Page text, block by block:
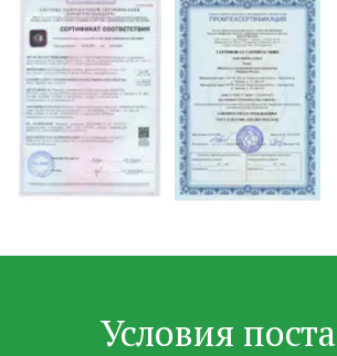
Условия